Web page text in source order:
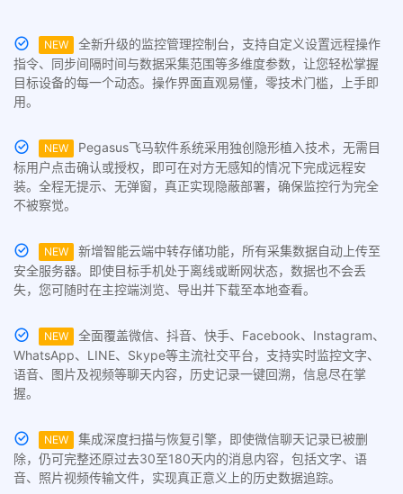
NEW
全新升级的监控管理控制台，支持自定义设置远程操作
指令、同步间隔时间与数据采集范围等多维度参数，让您轻松掌握
目标设备的每一个动态。操作界面直观易懂，零技术门槛，上手即
用。
NEW
Pegasus飞马软件系统采用独创隐形植入技术，无需目
标用户点击确认或授权，即可在对方无感知的情况下完成远程安
装。全程无提示、无弹窗，真正实现隐蔽部署，确保监控行为完全
不被察觉。
NEW
新增智能云端中转存储功能，所有采集数据自动上传至
安全服务器。即使目标手机处于离线或断网状态，数据也不会丢
失，您可随时在主控端浏览、导出并下载至本地查看。
NEW
全面覆盖微信、抖音、快手、Facebook、Instagram、
WhatsApp、LINE、Skype等主流社交平台，支持实时监控文字、
语音、图片及视频等聊天内容，历史记录一键回溯，信息尽在掌
握。
NEW
集成深度扫描与恢复引擎，即使微信聊天记录已被删
除，仍可完整还原过去30至180天内的消息内容，包括文字、语
音、照片视频传输文件，实现真正意义上的历史数据追踪。